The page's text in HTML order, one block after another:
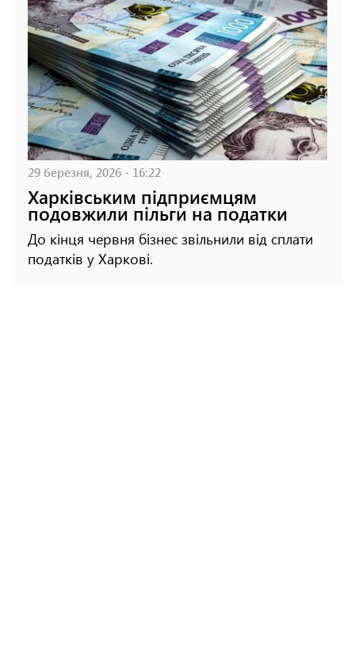
29 березня, 2026 - 16:22
Харківським підприємцям
подовжили пільги на податки
До кінця червня бізнес звільнили від сплати
податків у Харкові.